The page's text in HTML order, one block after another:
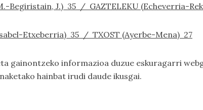
Begiristain, J.) 35 / GAZTELEKU (Echeverria-
Etxeberria) 35 / TXOST (Ayerbe-Mena) 27
gainontzeko informazioa duzue eskuragarri
hainbat irudi daude ikusgai.